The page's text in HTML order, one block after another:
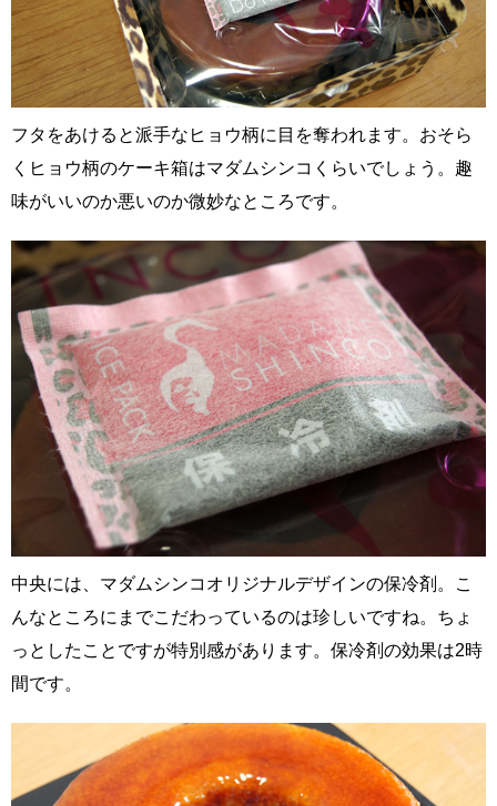
フタをあけると派手なヒョウ柄に目を奪われます。おそら
くヒョウ柄のケーキ箱はマダムシンコくらいでしょう。趣
味がいいのか悪いのか微妙なところです。
中央には、マダムシンコオリジナルデザインの保冷剤。こ
んなところにまでこだわっているのは珍しいですね。ちょ
っとしたことですが特別感があります。保冷剤の効果は2時
間です。